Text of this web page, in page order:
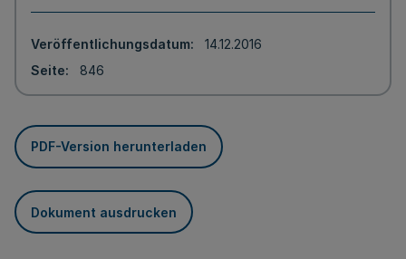
Veröffentlichungsdatum
14.12.2016
Seite
846
PDF-Version herunterladen
Dokument ausdrucken